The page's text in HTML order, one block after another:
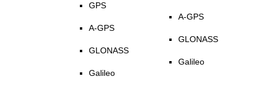
GPS
A-GPS
GLONASS
Galileo
A-GPS
GLONASS
Galileo